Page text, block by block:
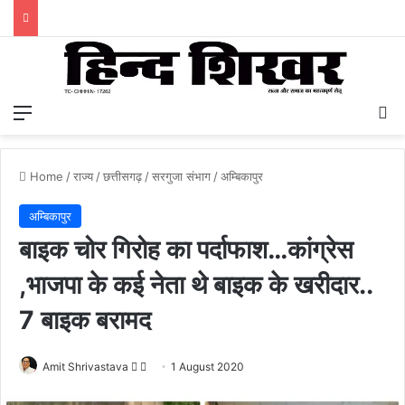
Home /राज्य/छत्तीसगढ़/सरगुजा संभाग/अम्बिकापुर
अम्बिकापुर
बाइक चोर गिरोह का पर्दाफाश…कांग्रेस
,भाजपा के कई नेता थे बाइक के खरीदार..
7 बाइक बरामद
Amit Shrivastava
F
1 August 2020